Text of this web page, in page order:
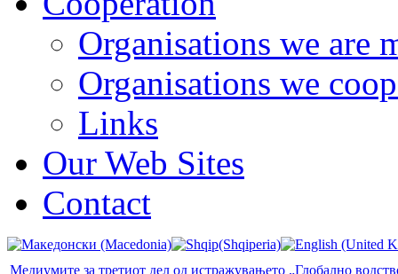
Organisations we are
Organisations we
Links
Our Web Sites
Contact
Медиумите за третиот дел од истражувањето „Глобално